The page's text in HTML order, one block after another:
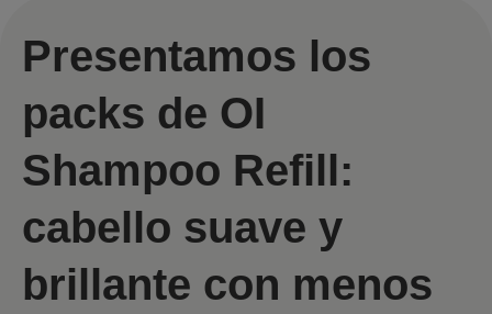
Presentamos los
packs de OI
Shampoo Refill:
cabello suave y
brillante con menos